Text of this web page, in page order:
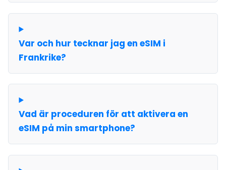
Var och hur tecknar jag en eSIM i
Frankrike?
Vad är proceduren för att aktivera en
eSIM på min smartphone?